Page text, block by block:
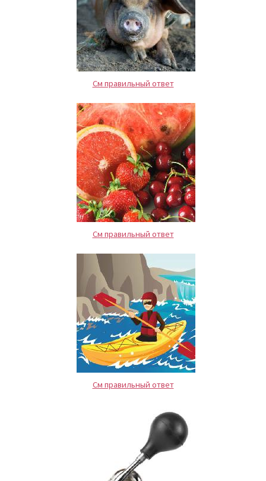
См правильный ответ
См правильный ответ
См правильный ответ